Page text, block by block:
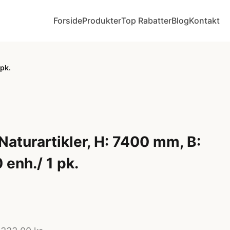
ForsideProdukterTop RabatterBlogKontakt
H: 7400 mm, B:
enh./ 1 pk.